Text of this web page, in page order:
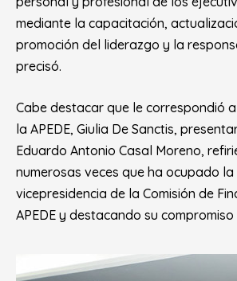
mediante la capacitación,
promoción del liderazgo y la
precisó.
Cabe destacar que le correspondió
la APEDE, Giulia De Sanctis,
Eduardo Antonio Casal Moreno,
numerosas veces que ha ocupado
vicepresidencia de la Comisión de
APEDE y destacando su